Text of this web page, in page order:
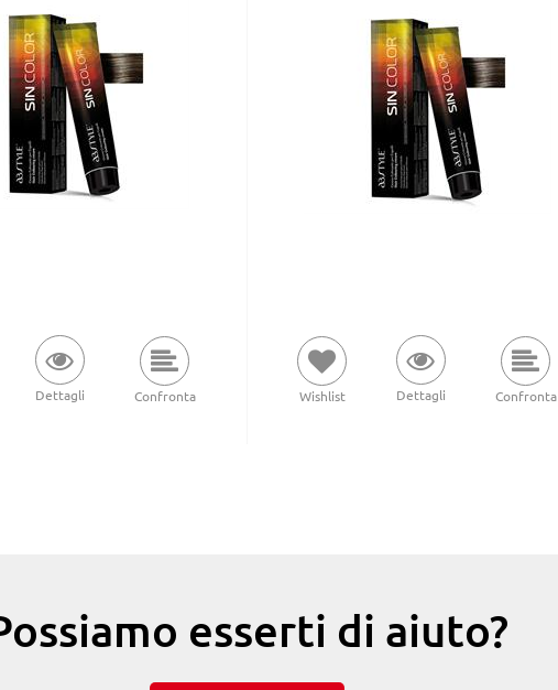
Dettagli Confronta Wishlist Dettagli Confronta
esserti di aiuto?